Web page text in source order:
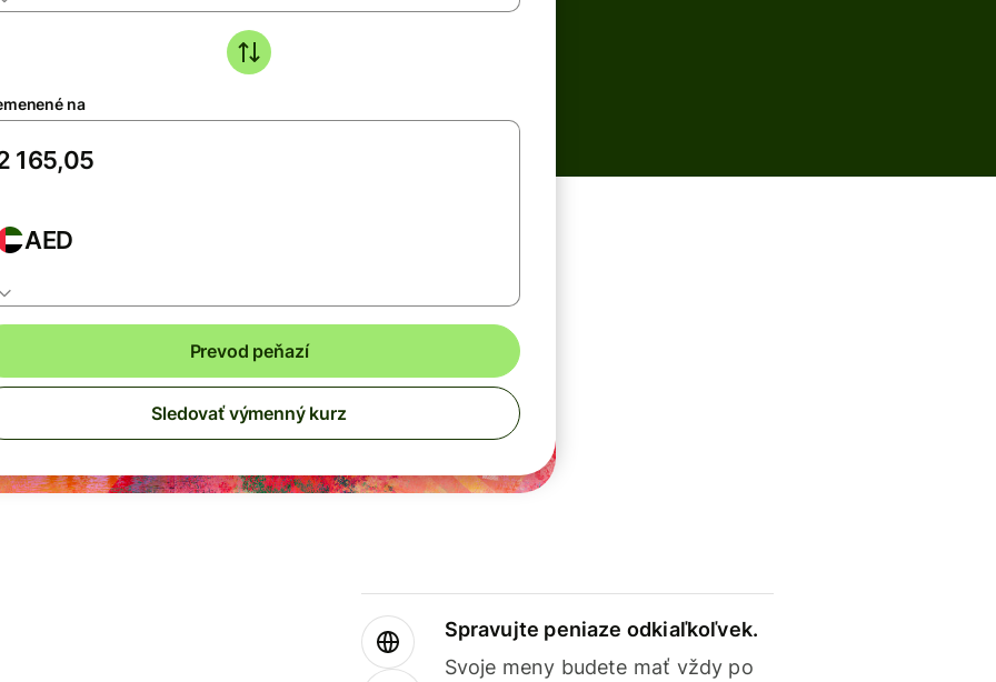
na
AED
Prevod peňazí
Sledovať výmenný kurz
Spravujte peniaze odkiaľkoľvek.
Svoje meny budete mať vždy po